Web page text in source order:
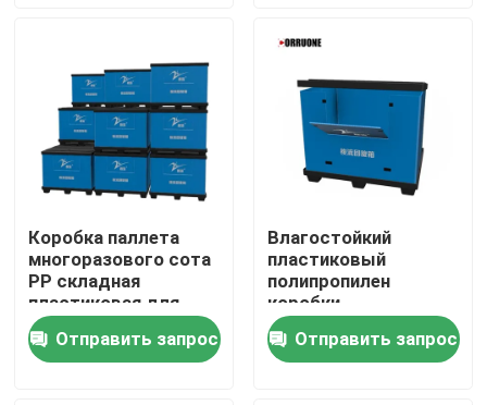
Контроль качества
Запросите цитату
Овощ гофрировал коробки
Коробки плода рифленые
Коробка паллета
многоразового сота
PP складная
пластиковая для
автозапчастей
Отправить запрос
Влагостойкий
пластиковый
полипропилен
коробки
оборачиваемости с
лоснистой
поверхностью
Отправить запрос